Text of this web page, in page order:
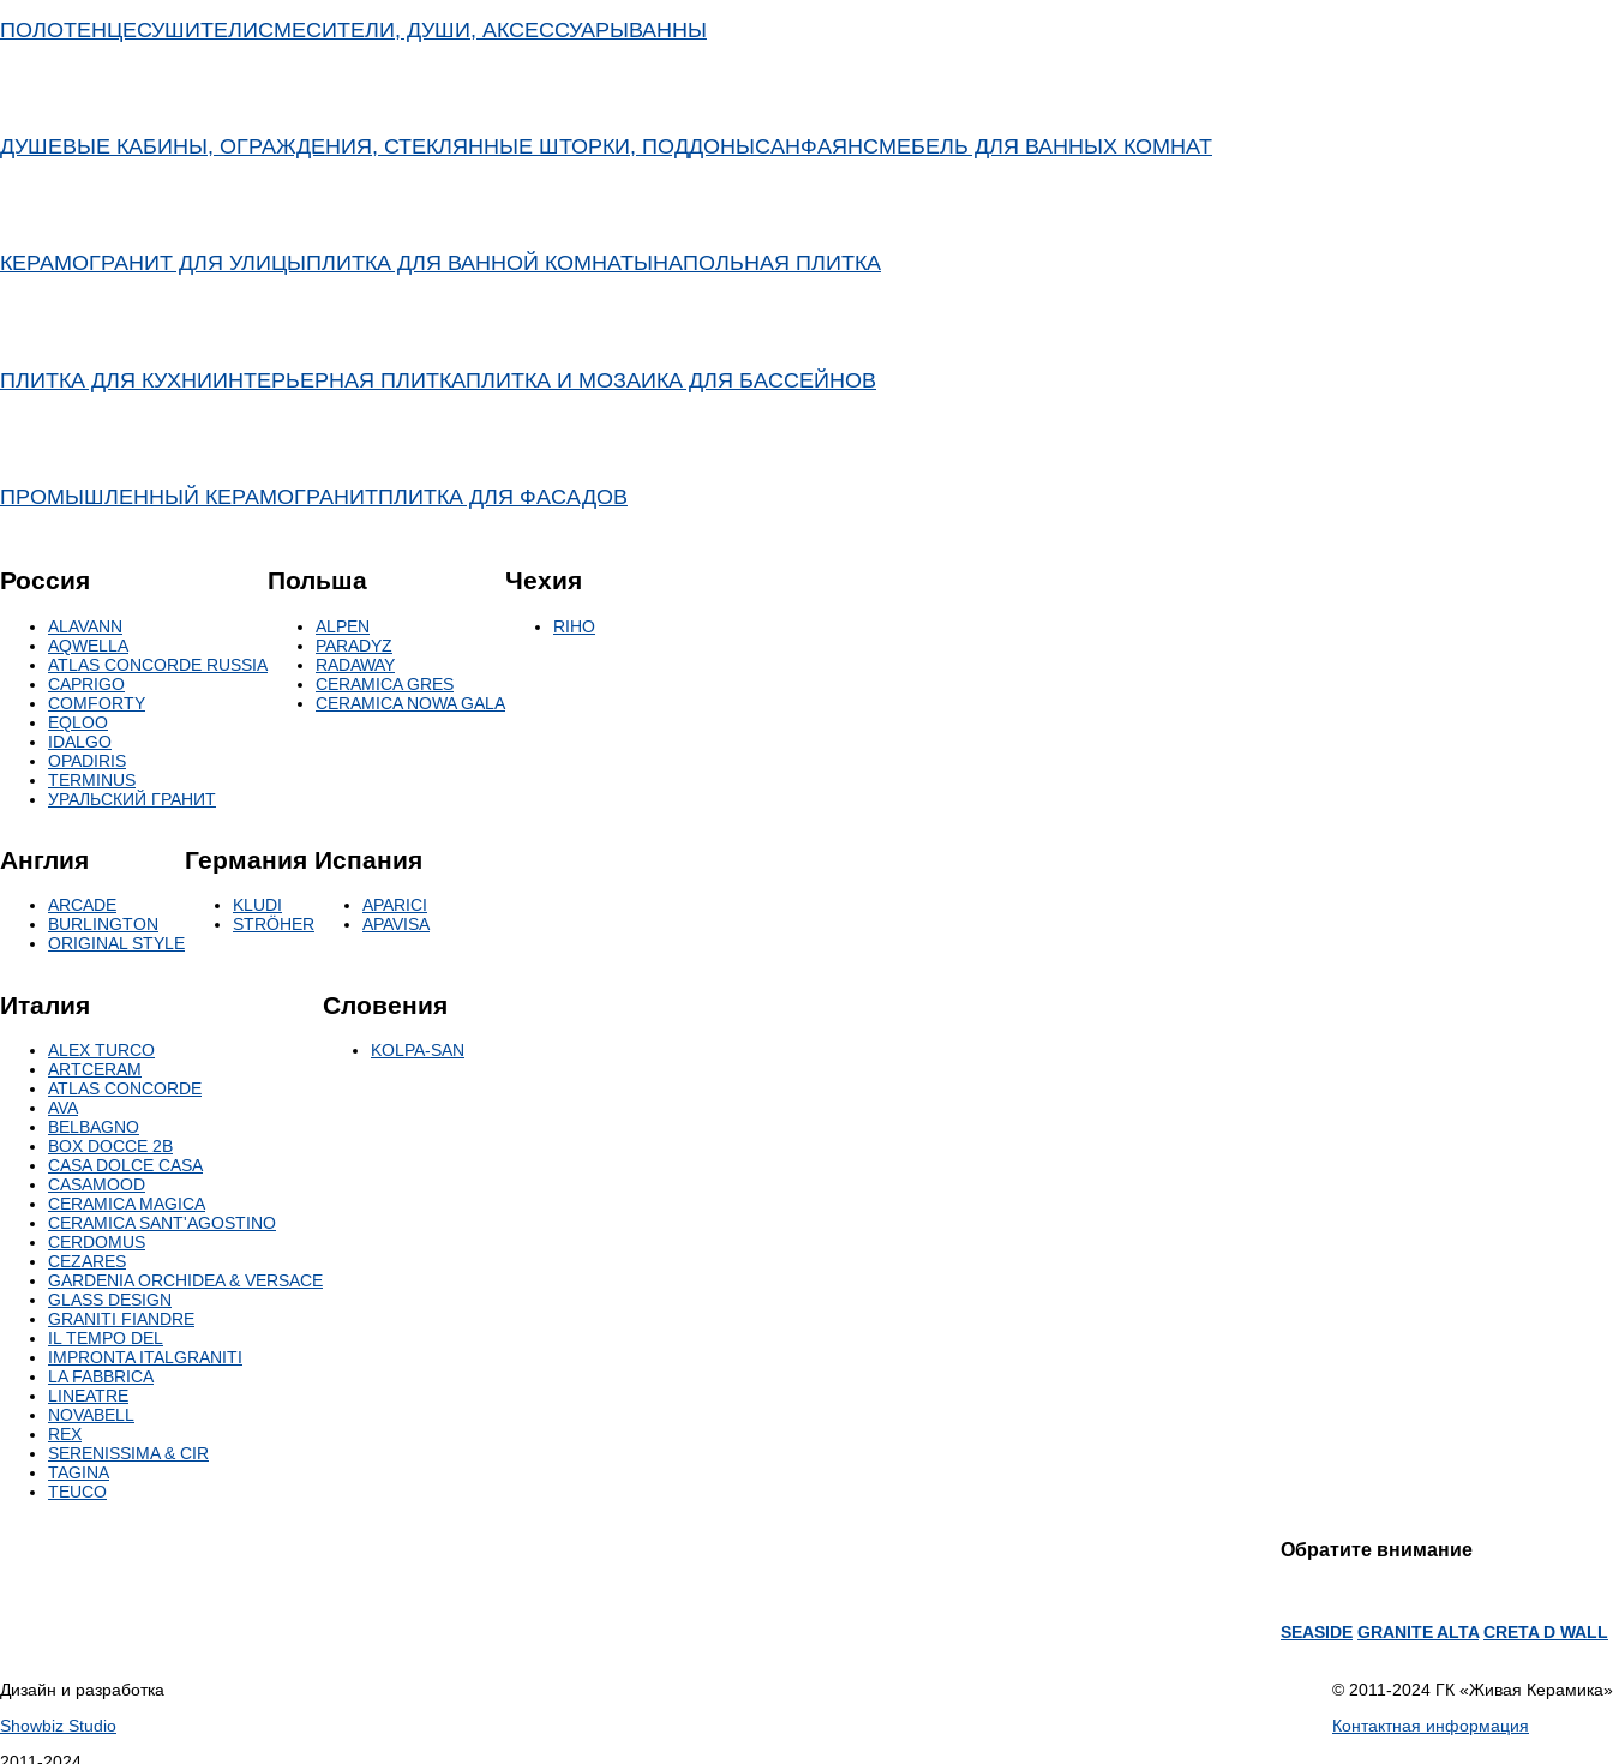
ПОЛОТЕНЦЕСУШИТЕЛИСМЕСИТЕЛИ, ДУШИ, АКСЕССУАРЫВАННЫ
ДУШЕВЫЕ КАБИНЫ, ОГРАЖДЕНИЯ, СТЕКЛЯННЫЕ ШТОРКИ, ПОДДОНЫСАНФАЯНСМЕБЕЛЬ ДЛЯ ВАННЫХ КОМНАТ
КЕРАМОГРАНИТ ДЛЯ УЛИЦЫПЛИТКА ДЛЯ ВАННОЙ КОМНАТЫНАПОЛЬНАЯ ПЛИТКА
ПЛИТКА ДЛЯ КУХНИИНТЕРЬЕРНАЯ ПЛИТКАПЛИТКА И МОЗАИКА ДЛЯ БАССЕЙНОВ
ПРОМЫШЛЕННЫЙ КЕРАМОГРАНИТПЛИТКА ДЛЯ ФАСАДОВ
Россия
ALAVANN
AQWELLA
ATLAS CONCORDE RUSSIA
CAPRIGO
COMFORTY
EQLOO
IDALGO
OPADIRIS
TERMINUS
УРАЛЬСКИЙ ГРАНИТ
Польша
ALPEN
PARADYZ
RADAWAY
СERAMICA GRES
СERAMICA NOWA GALA
Чехия
RIHO
Англия
ARCADE
BURLINGTON
ORIGINAL STYLE
Германия
KLUDI
STRÖHER
Испания
APARICI
APAVISA
Италия
ALEX TURCO
ARTCERAM
ATLAS CONCORDE
AVA
BELBAGNO
BOX DOCCE 2B
CASA DOLCE CASA
CASAMOOD
CERAMICA MAGICA
CERAMICA SANT'AGOSTINO
CERDOMUS
CEZARES
GARDENIA ORCHIDEA & VERSACE
GLASS DESIGN
GRANITI FIANDRE
IL TEMPO DEL
IMPRONTA ITALGRANITI
LA FABВRICA
LINEATRE
NOVABELL
REX
SERENISSIMA & CIR
TAGINA
TEUCO
Словения
KOLPA-SAN
Обратите внимание
SEASIDE GRANITE ALTA CRETA D WALL
Дизайн и разработка
Showbiz Studio
© 2011-2024 ГК «Живая Керамика»
Контактная информация